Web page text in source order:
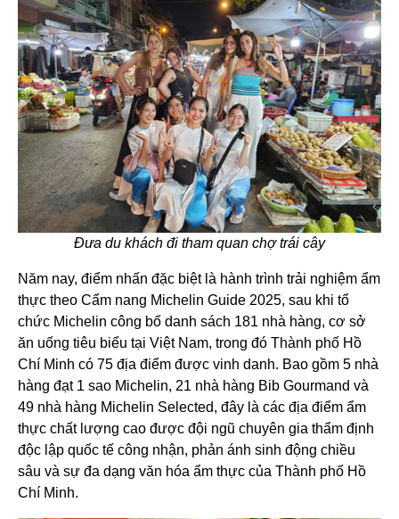
Đưa du khách đi tham quan chợ trái cây
Năm nay, điểm nhấn đặc biệt là hành trình trải nghiệm ẩm
thực theo Cẩm nang Michelin Guide 2025, sau khi tổ
chức Michelin công bố danh sách 181 nhà hàng, cơ sở
ăn uống tiêu biểu tại Việt Nam, trong đó Thành phố Hồ
Chí Minh có 75 địa điểm được vinh danh. Bao gồm 5 nhà
hàng đạt 1 sao Michelin, 21 nhà hàng Bib Gourmand và
49 nhà hàng Michelin Selected, đây là các địa điểm ẩm
thực chất lượng cao được đội ngũ chuyên gia thẩm định
độc lập quốc tế công nhận, phản ánh sinh động chiều
sâu và sự đa dạng văn hóa ẩm thực của Thành phố Hồ
Chí Minh.